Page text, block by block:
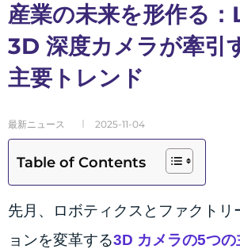
産業の未来を形作る
3D 深度カメラが牽引
主要トレンド
最新ニュース 2025-11-04
Table of Contents
先月、ロボティクスとファクトリ
ョンを変革する3D カメラの5つ